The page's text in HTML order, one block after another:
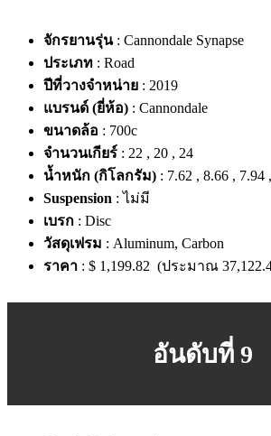
จักรยานรุ่น: Cannondale Synapse
ประเภท : Road
ปีที่วางจำหน่าย : 2019
แบรนด์ (ยี่ห้อ) : Cannondale
ขนาดล้อ : 700c
จำนวนเกียร์ : 22 , 20 , 24
น้ำหนัก (กิโลกรัม) : 7.62 , 8.66 , 7.94
Suspension : ไม่มี
เบรก : Disc
วัสดุเฟรม : Aluminum, Carbon
ราคา : $ 1,199.82 (ประมาณ
อันดับที่ 9